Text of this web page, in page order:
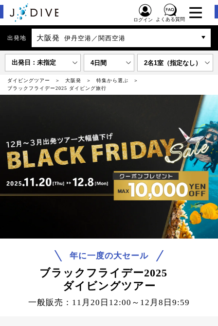
ログイン よくある質問
出発地 大阪発 伊丹空港／関西空港
出発日：未指定 4日間 2名1室（指定なし）
ダイビングツアー 大阪発
特集から選ぶ
ブラックフライデー2025 ダイビング旅行
年に一度の大セール
ブラックフライデー2025
ダイビングツアー
一般販売：11月20日12:00～12月8日9:59